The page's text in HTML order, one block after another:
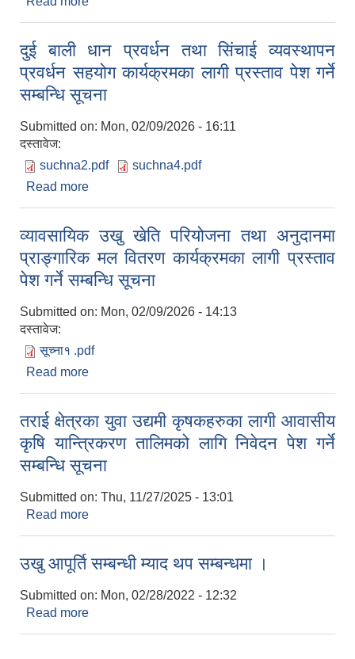
दुई बाली धान प्रवर्धन तथा सिंचाई व्यवस्थापन
प्रवर्धन सहयोग कार्यक्रमका लागी प्रस्ताव पेश गर्ने
सम्बन्धि सूचना
Submitted on: Mon, 02/09/2026 - 16:11
दस्तावेज:
suchna2.pdf
suchna4.pdf
Read more
व्यावसायिक उखु खेति परियोजना तथा अनुदानमा
प्राङ्गारिक मल वितरण कार्यक्रमका लागी प्रस्ताव
पेश गर्ने सम्बन्धि सूचना
Submitted on: Mon, 02/09/2026 - 14:13
दस्तावेज:
सूच्ना१ .pdf
Read more
तराई क्षेत्रका युवा उद्यमी कृषकहरुका लागी आवासीय
कृषि यान्त्रिकरण तालिमको लागि निवेदन पेश गर्ने
सम्बन्धि सूचना
Submitted on: Thu, 11/27/2025 - 13:01
Read more
उखु आपूर्ति सम्बन्धी म्याद थप सम्बन्धमा ।
Submitted on: Mon, 02/28/2022 - 12:32
Read more